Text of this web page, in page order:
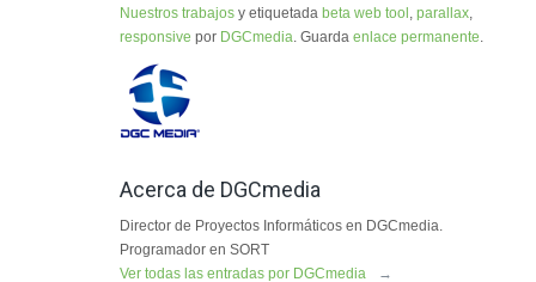
Nuestros trabajos y etiquetada beta web tool , parallax,
responsive por DGCmedia. Guarda enlace permanente.
Acerca de DGCmedia
Director de Proyectos Informáticos en DGCmedia.
Programador en SORT
Ver todas las entradas por DGCmedia
→